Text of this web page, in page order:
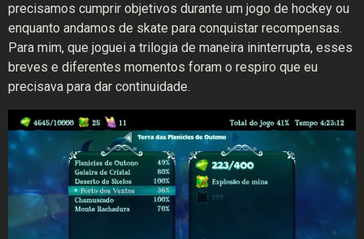
precisamos cumprir objetivos durante um jogo de hockey ou
enquanto andamos de skate para conquistar recompensas.
Para mim, que joguei a trilogia de maneira ininterrupta, esses
breves e diferentes momentos foram o respiro que eu
precisava para dar continuidade.